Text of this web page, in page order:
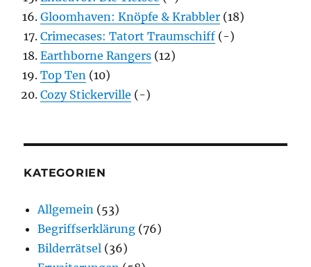
Gloomhaven: Knöpfe & Krabbler (18)
Crimecases: Tatort Traumschiff (-)
Earthborne Rangers (12)
Top Ten (10)
Cozy Stickerville (-)
KATEGORIEN
Allgemein (53)
Begriffserklärung (76)
Bilderrätsel (36)